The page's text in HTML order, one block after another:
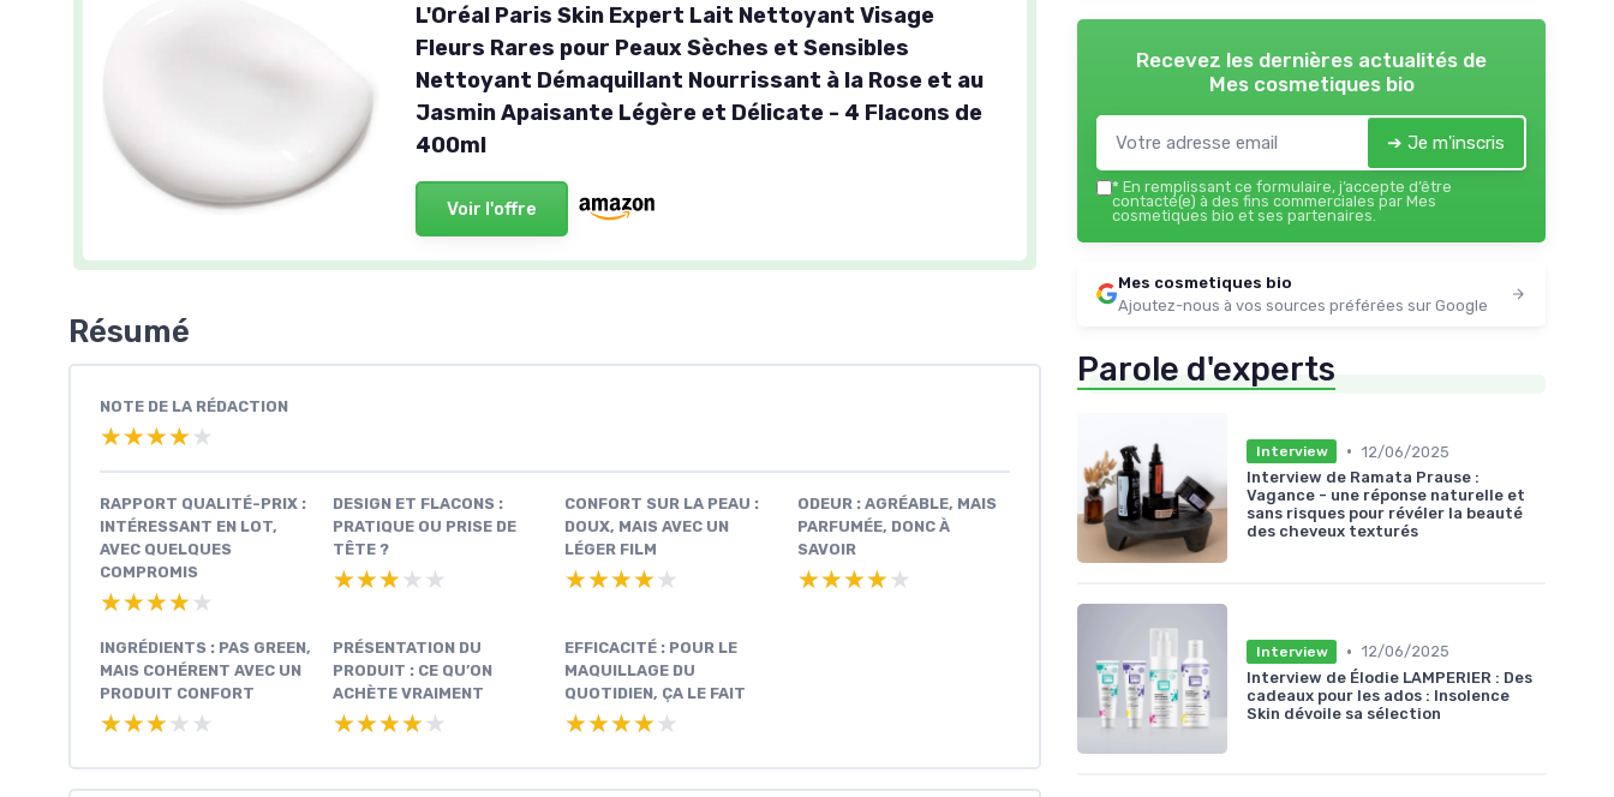
L'Oréal Paris Skin Expert Lait Nettoyant Visage
Fleurs Rares pour Peaux Sèches et Sensibles
Nettoyant Démaquillant Nourrissant à la Rose et au
Jasmin Apaisante Légère et Délicate - 4 Flacons de
400ml
Voir l'offre
Résumé
NOTE DE LA RÉDACTION
★★★★★
★★★★★
RAPPORT QUALITÉ-PRIX :
INTÉRESSANT EN LOT,
AVEC QUELQUES
COMPROMIS
★★★★★
★★★★★
DESIGN ET FLACONS :
PRATIQUE OU PRISE DE
TÊTE ?
★★★★★
★★★★★
CONFORT SUR LA PEAU :
DOUX, MAIS AVEC UN
LÉGER FILM
★★★★★
★★★★★
ODEUR : AGRÉABLE, MAIS
PARFUMÉE, DONC À
SAVOIR
★★★★★
★★★★★
INGRÉDIENTS : PAS GREEN,
MAIS COHÉRENT AVEC UN
PRODUIT CONFORT
★★★★★
★★★★★
PRÉSENTATION DU
PRODUIT : CE QU’ON
ACHÈTE VRAIMENT
★★★★★
★★★★★
EFFICACITÉ : POUR LE
MAQUILLAGE DU
QUOTIDIEN, ÇA LE FAIT
★★★★★
★★★★★
Recevez les dernières actualités de
Mes cosmetiques bio
➔ Je m'inscris
* En remplissant ce formulaire, j’accepte d’être
contacté(e) à des fins commerciales par Mes
cosmetiques bio et ses partenaires.
Mes cosmetiques bio
Ajoutez-nous à vos sources préférées sur Google
Parole d'experts
Interview • 12/06/2025
Interview de Ramata Prause :
Vagance - une réponse naturelle et
sans risques pour révéler la beauté
des cheveux texturés
Interview • 12/06/2025
Interview de Élodie LAMPERIER : Des
cadeaux pour les ados : Insolence
Skin dévoile sa sélection